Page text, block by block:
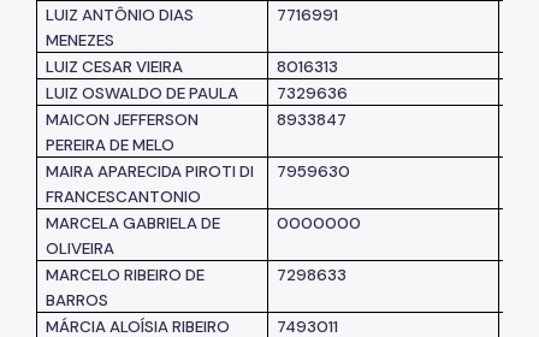
LUIZ ANTÔNIO DIAS
MENEZES
7716991
LUIZ CESAR VIEIRA 8016313
LUIZ OSWALDO DE PAULA
7329636
MAICON JEFFERSON
PEREIRA DE MELO
8933847
MAIRA APARECIDA PIROTI DI
FRANCESCANTONIO
7959630
MARCELA GABRIELA DE
OLIVEIRA
0000000
MARCELO RIBEIRO DE
BARROS
7298633
MÁRCIA ALOÍSIA RIBEIRO 7493011